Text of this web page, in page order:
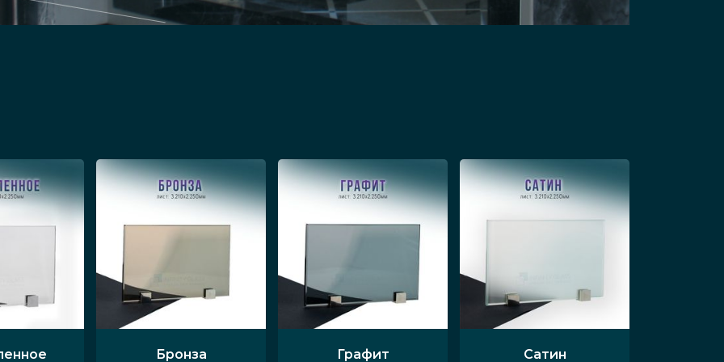
пространство в помещении. Двери с волнистыми стеклянными полотнами
групп в бутиках, торговых, выставочных центрах. Радиусные модели
дизайн стеклянных изделий зависит от качества их фурнитуры. Она может быть
хром, бронза, золото или чёрный. Радиусные модели с изгибом двери 1 м
Бронза Графит Сатин